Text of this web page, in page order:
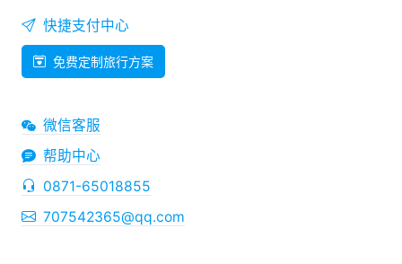
快捷支付中心
免费定制旅行方案
微信客服
帮助中心
0871-65018855
707542365@qq.com